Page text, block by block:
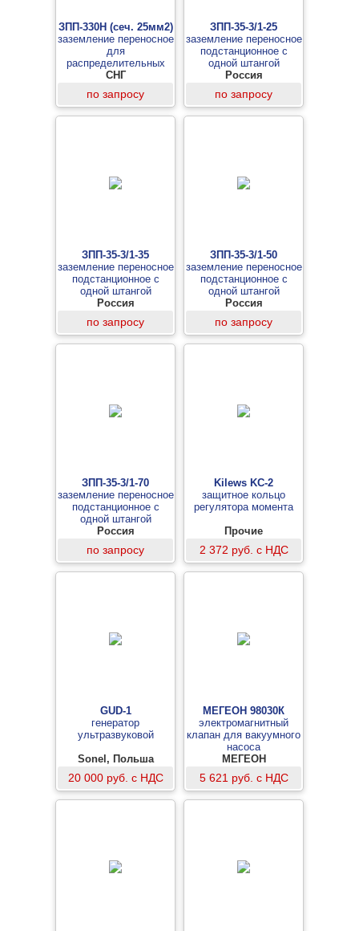
ЗПП-330Н (сеч. 25мм2)
заземление переносное
для
распределительных
устройств 3-х фазное
штангой
СНГ
по запросу
ЗПП-35-3/1-25
заземление переносное
подстанционное с
одной штангой
Россия
по запросу
ЗПП-35-3/1-35
заземление переносное
подстанционное с
одной штангой
Россия
по запросу
ЗПП-35-3/1-50
заземление переносное
подстанционное с
одной штангой
Россия
по запросу
ЗПП-35-3/1-70
заземление переносное
подстанционное с
одной штангой
Россия
по запросу
Kilews KC-2
защитное кольцо
регулятора момента
Прочие
2 372 руб. с НДС
GUD-1
генератор
ультразвуковой
Sonel, Польша
20 000 руб. с НДС
МЕГЕОН 98030К
электромагнитный
клапан для вакуумного
насоса
МЕГЕОН
5 621 руб. с НДС